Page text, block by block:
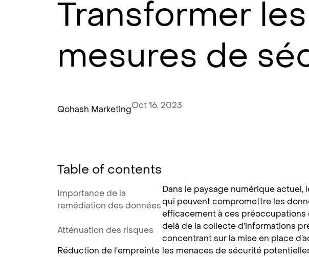
Transformer
mesures de
Qohash MarketingOct 16, 2023
Table of contents
Importance de la
remédiation des données
Atténuation des risques
Réduction de l'empreinte
Dans le paysage numérique
qui peuvent compromettre les
efficacement à ces préoccupations
delà de la collecte d’informations
concentrant sur la mise en place
les menaces de sécurité